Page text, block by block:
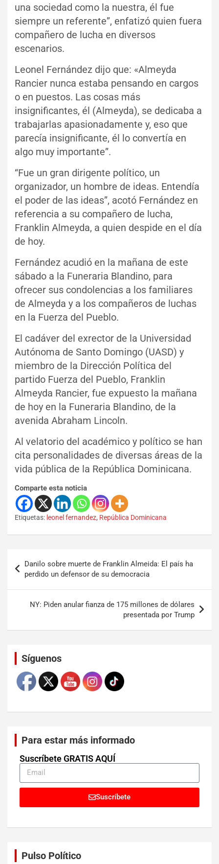
una sociedad como la nuestra, él fue
siempre un referente”, enfatizó quien fuera
compañero de lucha en diversos
escenarios.
Leonel Fernández dijo que: «Almeyda
Rancier nunca estaba pensando en cargos
o en puestos. Las cosas más
insignificantes, él (Almeyda), se dedicaba a
trabajarlas apasionadamente y, eso que
parecía insignificante, él lo convertía en
algo muy importante”.
“Fue un gran dirigente político, un
organizador, un hombre de ideas. Entendía
el poder de las ideas”, acotó Fernández en
referencia a su compañero de lucha,
Franklin Almeyda, a quien despide en el día
de hoy.
Fernández acudió en la mañana de este
sábado a la Funeraria Blandino, para
ofrecer sus condolencias a los familiares
de Almeyda y a los compañeros de luchas
en la Fuerza del Pueblo.
El cadáver del exrector de la Universidad
Autónoma de Santo Domingo (UASD) y
miembro de la Dirección Política del
partido Fuerza del Pueblo, Franklin
Almeyda Rancier, fue expuesto la mañana
de hoy en la Funeraria Blandino, de la
avenida Abraham Lincoln.
Al velatorio del académico y político se han
cita personalidades de diversas áreas de la
vida pública de la República Dominicana.
Comparte esta noticia
Etiquetas: leonel fernandez, República Dominicana
Danilo sobre muerte de Franklin Almeida: El país ha
perdido un defensor de su democracia
NY: Piden anular fianza de 175 millones de dólares
presentada por Trump
Síguenos
Para estar más informado
Suscríbete GRATIS AQUÍ
Suscríbete
Pulso Político